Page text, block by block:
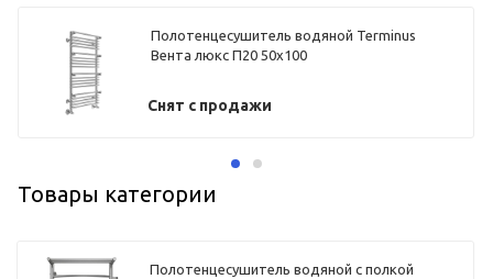
Полотенцесушитель водяной Terminus
Вента люкс П20 50х100
Снят с продажи
Товары категории
Полотенцесушитель водяной с полкой